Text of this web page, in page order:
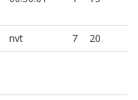
nvt 7 20